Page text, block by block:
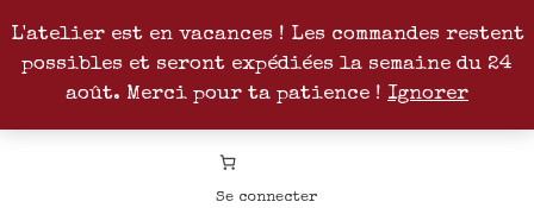
L'atelier est en vacances ! Les commandes restent
possibles et seront expédiées la semaine du 24
août. Merci pour ta patience ! Ignorer
InstagramPinterest Patreon
Se connecter